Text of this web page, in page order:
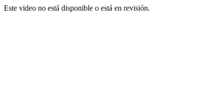
Este video no está disponible o está en revisión.